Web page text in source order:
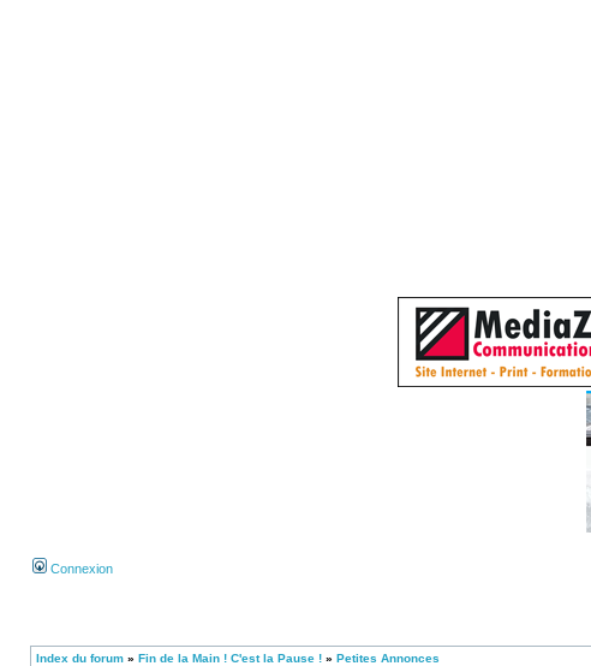
Connexion
Index du forum » Fin de la Main ! C'est la Pause ! » Petites Annonces